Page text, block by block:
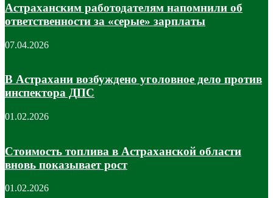
Астраханским работодателям напомнили об
ответственности за «серые» зарплаты
07.04.2026
В Астрахани возбуждено уголовное дело против
инспектора ДПС
01.02.2026
Стоимость топлива в Астраханской области
вновь показывает рост
01.02.2026